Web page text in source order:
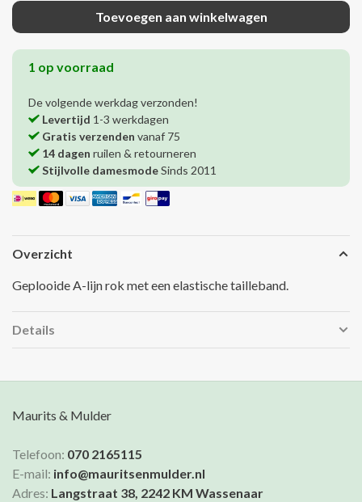
Toevoegen aan winkelwagen
1 op voorraad
De volgende werkdag verzonden!
Levertijd 1-3 werkdagen
Gratis verzenden vanaf 75
14 dagen ruilen & retourneren
Stijlvolle damesmodeSinds 2011
Overzicht
Geplooide A-lijn rok met een elastische tailleband.
Details
Maurits & Mulder
Telefoon: 070 2165115
E-mail: info@mauritsenmulder.nl
Adres: Langstraat 38, 2242 KM Wassenaar